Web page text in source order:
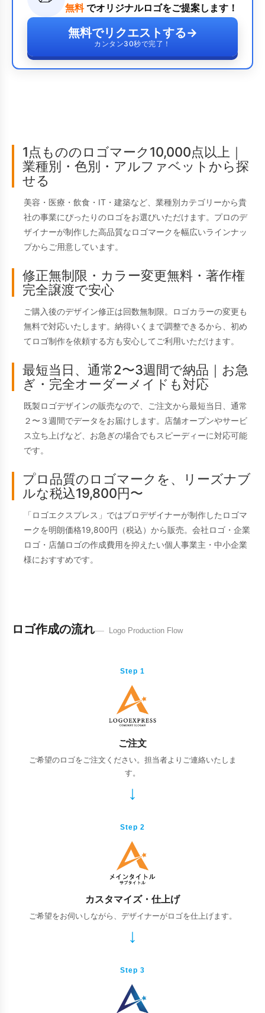
無料 でオリジナルロゴをご提案します！
無料でリクエストする→
カンタン30秒で完了！
1点もののロゴマーク10,000点以上｜
業種別・色別・アルファベットから探
せる
美容・医療・飲食・IT・建築など、業種別カテゴリーから貴
社の事業にぴったりのロゴをお選びいただけます。プロのデ
ザイナーが制作した高品質なロゴマークを幅広いラインナッ
プからご用意しています。
修正無制限・カラー変更無料・著作権
完全譲渡で安心
ご購入後のデザイン修正は回数無制限。ロゴカラーの変更も
無料で対応いたします。納得いくまで調整できるから、初め
てロゴ制作を依頼する方も安心してご利用いただけます。
最短当日、通常2〜3週間で納品｜お急
ぎ・完全オーダーメイドも対応
既製ロゴデザインの販売なので、ご注文から最短当日、通常
２〜３週間でデータをお届けします。店舗オープンやサービ
ス立ち上げなど、お急ぎの場合でもスピーディーに対応可能
です。
プロ品質のロゴマークを、リーズナブ
ルな税込19,800円〜
「ロゴエクスプレス」ではプロデザイナーが制作したロゴマ
ークを明朗価格19,800円（税込）から販売。会社ロゴ・企業
ロゴ・店舗ロゴの作成費用を抑えたい個人事業主・中小企業
様におすすめです。
ロゴ作成の流れ Logo Production Flow
Step 1
ご注文
ご希望のロゴをご注文ください。担当者よりご連絡いたしま
す。
Step 2
カスタマイズ・仕上げ
ご希望をお伺いしながら、デザイナーがロゴを仕上げます。
Step 3